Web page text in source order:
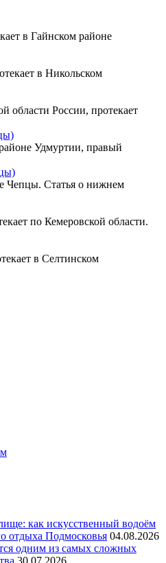
в Гайнском районе
в Никольском
области России, протекает
Удмуртии, правый
Чепцы. Статья о нижнем
по Кемеровской области.
в Селтинском
как искусственный водоём
отдыха Подмосковья 04.08.2026
одним из самых сложных
30.07.2026